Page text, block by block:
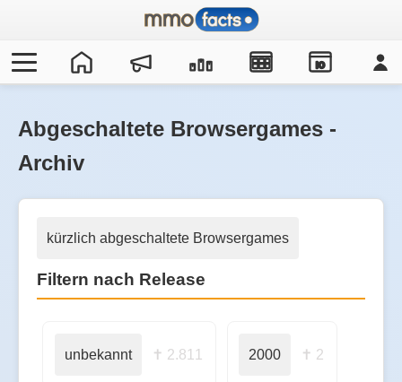
IO
Abgeschaltete Browsergames -
Archiv
kürzlich abgeschaltete Browsergames
Filtern nach Release
unbekannt ✝ 2.811 2000 ✝ 2